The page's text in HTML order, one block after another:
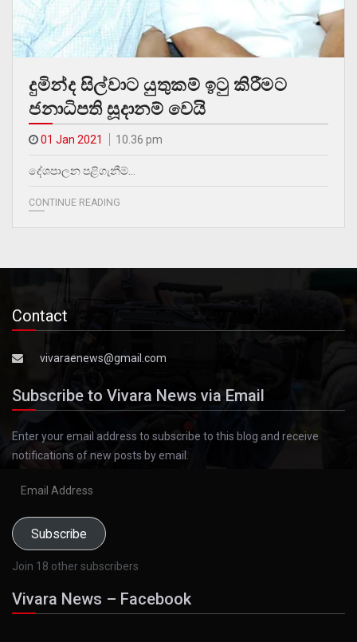
දුමින්ද සිල්වාට යුතුකම් ඉටු කිරීමට
ජනාධිපති සූදානම් වෙයි
01 Jan 2021 10.36 pm
දේශපාලන පළිගැනීම්…
CONTINUE READING
Contact
vivaraenews@gmail.com
Subscribe to Vivara News via Email
Enter your email address to subscribe to this blog and receive
notifications of new posts by email.
Subscribe
Join 18 other subscribers
Vivara News – Facebook